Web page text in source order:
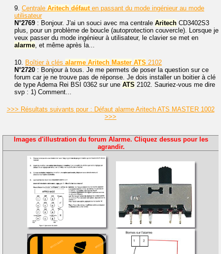
9. Centrale Aritech défauten passant du mode ingénieur au mode
utilisateur
N°2769 : Bonjour. J'ai un souci avec ma centrale Aritech CD3402S3
plus, pour un problème de boucle (autoprotection couvercle). Lorsque je
veux passer du mode ingénieur à utilisateur, le clavier se met en
alarme, et même après la...
10. Boîtier à clés alarme Aritech Master ATS 2102
N°2720 : Bonjour à tous. Je me permets de poser la question sur ce
forum car je ne trouve pas de réponse. Je dois installer un boitier à clé
de type Adema Rei BSI 0362 sur une ATS 2102. Sauriez-vous me dire
svp : 1) Comment...
>>> Résultats suivants pour : Défaut alarme Aritech ATS MASTER 1002
>>>
Images d'illustration du forum Alarme. Cliquez dessus pour les
agrandir.